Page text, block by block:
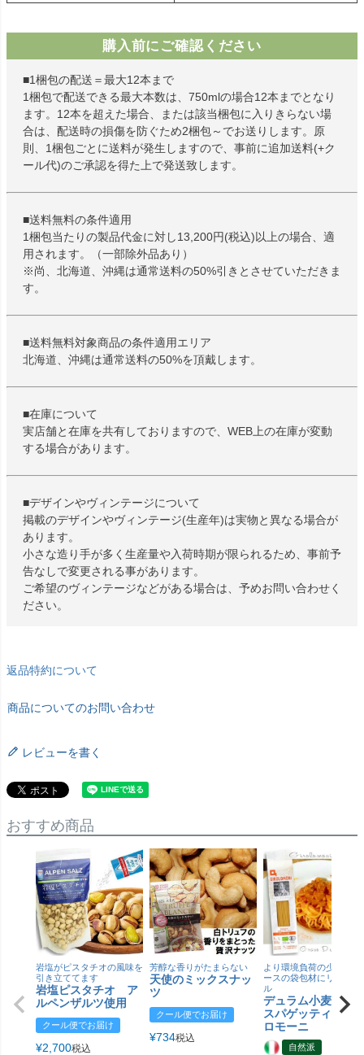
購入前にご確認ください
■1梱包の配送＝最大12本まで
1梱包で配送できる最大本数は、750mlの場合12本までとなり
ます。12本を超えた場合、または該当梱包に入りきらない場
合は、配送時の損傷を防ぐため2梱包～でお送りします。原
則、1梱包ごとに送料が発生しますので、事前に追加送料(+ク
ール代)のご承認を得た上で発送致します。
■送料無料の条件適用
1梱包当たりの製品代金に対し13,200円(税込)以上の場合、適
用されます。（一部除外品あり）
※尚、北海道、沖縄は通常送料の50%引きとさせていただきま
す。
■送料無料対象商品の条件適用エリア
北海道、沖縄は通常送料の50%を頂戴します。
■在庫について
実店舗と在庫を共有しておりますので、WEB上の在庫が変動
する場合があります。
■デザインやヴィンテージについて
掲載のデザインやヴィンテージ(生産年)は実物と異なる場合が
あります。
小さな造り手が多く生産量や入荷時期が限られるため、事前予
告なしで変更される事があります。
ご希望のヴィンテージなどがある場合は、予めお問い合わせく
ださい。
返品特約について
商品についてのお問い合わせ
レビューを書く
おすすめ商品
岩塩がピスタチオの風味を
引き立ててます
岩塩ピスタチオ ア
ルペンザルツ使用
クール便でお届け
¥2,700税込
芳醇な香りがたまらない
天使のミックスナッ
ツ
クール便でお届け
¥734税込
より環境負荷の少ない紙
ースの袋包材にリニュー
ル
デュラム小麦 有
スパゲッティ／ジ
ロモーニ
自然派